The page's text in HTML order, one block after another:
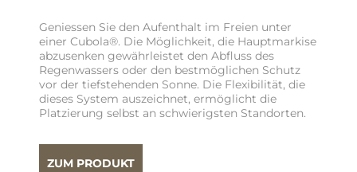
Geniessen Sie den Aufenthalt im Freien unter
einer Cubola®. Die Möglichkeit, die Hauptmarkise
abzusenken gewährleistet den Abfluss des
Regenwassers oder den bestmöglichen Schutz
vor der tiefstehenden Sonne. Die Flexibilität, die
dieses System auszeichnet, ermöglicht die
Platzierung selbst an schwierigsten Standorten.
ZUM PRODUKT